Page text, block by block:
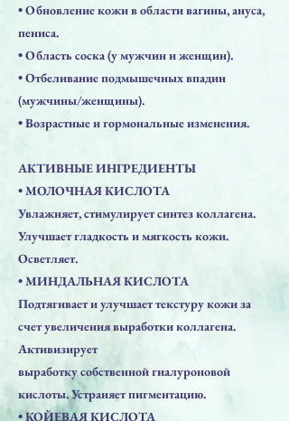
• Обновление кожи в области вагины, ануса,
пениса.
• Область соска (у мужчин и женщин).
• Отбеливание подмышечных впадин
(мужчины/женщины).
• Возрастные и гормональные изменения.
АКТИВНЫЕ ИНГРЕДИЕНТЫ
• МОЛОЧНАЯ КИСЛОТА
Увлажняет, стимулирует синтез коллагена.
Улучшает гладкость и мягкость кожи.
Осветляет.
• МИНДАЛЬНАЯ КИСЛОТА
Подтягивает и улучшает текстуру кожи за
счет увеличения выработки коллагена.
Активизирует
выработку собственной гиалуроновой
кислоты. Устраняет пигментацию.
• КОЙЕВАЯ КИСЛОТА